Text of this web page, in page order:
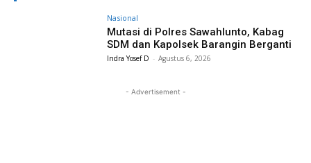
Nasional
Mutasi di Polres Sawahlunto, Kabag
SDM dan Kapolsek Barangin Berganti
Indra Yosef D - Agustus 6, 2026
- Advertisement -